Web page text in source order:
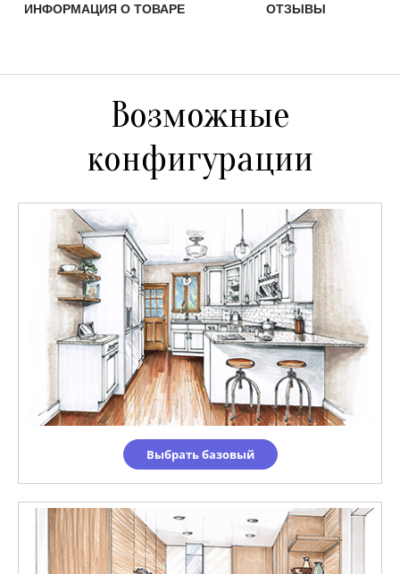
ИНФОРМАЦИЯ О ТОВАРЕ ОТЗЫВЫ
Возможные
конфигурации
Выбрать базовый